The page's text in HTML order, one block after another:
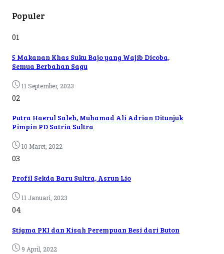
Populer
01
5 Makanan Khas Suku Bajo yang Wajib Dicoba,
Semua Berbahan Sagu
11 September, 2023
02
Putra Haerul Saleh, Muhamad Ali Adrian Ditunjuk
Pimpin PD Satria Sultra
10 Maret, 2022
03
Profil Sekda Baru Sultra, Asrun Lio
11 Januari, 2023
04
Stigma PKI dan Kisah Perempuan Besi dari Buton
9 April, 2022